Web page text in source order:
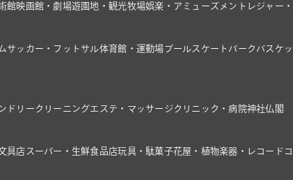
館映画館・劇場遊園地・観光牧場娯楽・アミューズメント レジャー
サッカー・フットサル体育館・運動場プールスケートパーク バスケ
ドリー クリーニングエステ・マッサージ クリニック・病院神社仏閣
具店 スーパー・生鮮食品店玩具・駄菓子花屋・植物楽器・レコード